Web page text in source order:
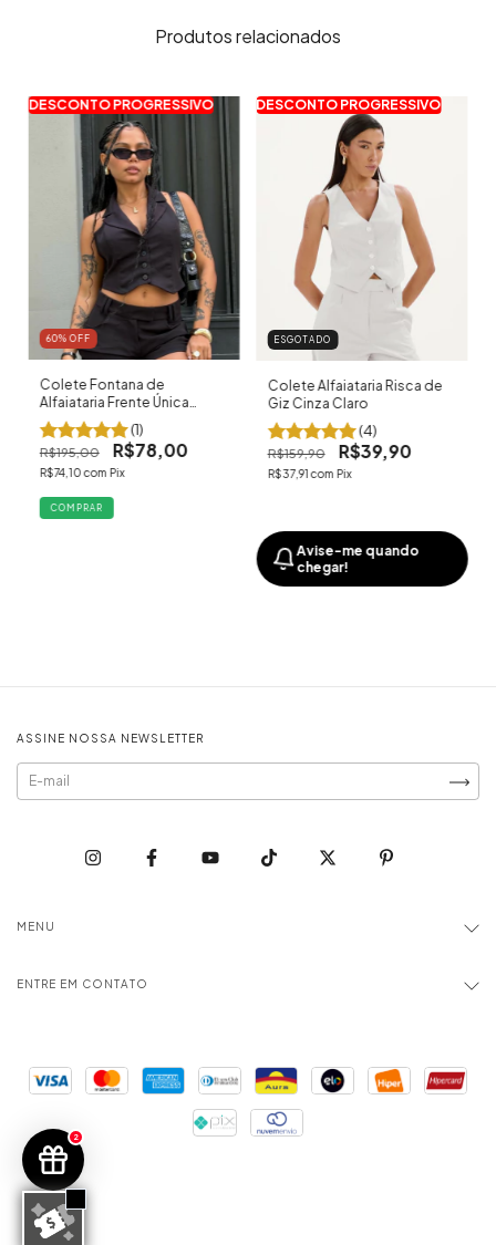
2
Produtos relacionados
DESCONTO PROGRESSIVO
60% OFF
Colete Fontana de
Alfaiataria Frente Única
Preto
(1)
R$195,00 R$78,00
R$74,10com Pix
COMPRAR
DESCONTO PROGRESSIVO
ESGOTADO
Colete Alfaiataria Risca de
Giz Cinza Claro
(4)
R$159,90 R$39,90
R$37,91com Pix
Avise-me quando
chegar!
ASSINE NOSSA NEWSLETTER
MENU
ENTRE EM CONTATO